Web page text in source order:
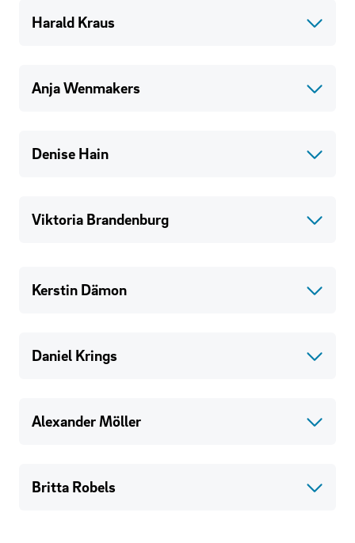
Harald Kraus
Anja Wenmakers
Denise Hain
Viktoria Brandenburg
Kerstin Dämon
Daniel Krings
Alexander Möller
Britta Robels